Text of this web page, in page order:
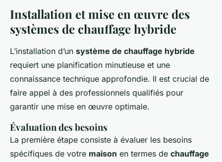
Installation et mise en œuvre des
systèmes de chauffage hybride
L’installation d’un système de chauffage hybride
requiert une planification minutieuse et une
connaissance technique approfondie. Il est crucial de
faire appel à des professionnels qualifiés pour
garantir une mise en œuvre optimale.
Évaluation des besoins
La première étape consiste à évaluer les besoins
spécifiques de votre maison en termes de chauffage